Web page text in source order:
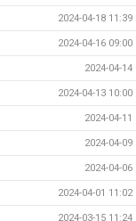
2024-04-18 11:39
2024-04-16 09:00
2024-04-14
2024-04-13 10:00
2024-04-11
2024-04-09
2024-04-06
2024-04-01 11:02
2024-03-15 11:24